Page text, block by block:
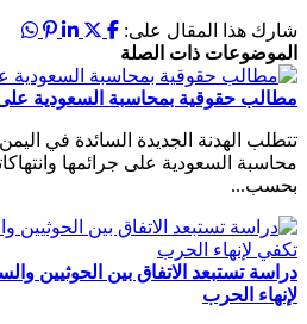
شارك هذا المقال على:
الموضوعات ذات الصلة
مطالب حقوقية بمحاسبة السعودية
تتطلب الهدنة الجديدة السائدة في
محاسبة السعودية على جرائمها
بحسب...
دراسة تستبعد الاتفاق بين الحوثيين
لإنهاء الحرب